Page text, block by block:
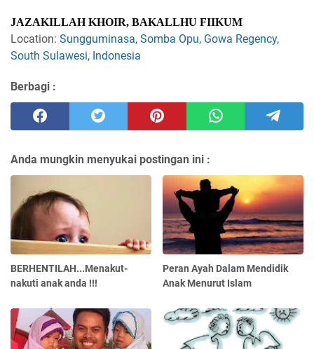
JAZAKILLAH KHOIR, BAKALLHU FIIKUM
Location: Sungguminasa, Somba Opu, Gowa Regency,
South Sulawesi, Indonesia
Berbagi :
Anda mungkin menyukai postingan ini :
BERHENTILAH...Menakut-
nakuti anak anda !!!
Peran Ayah Dalam Mendidik
Anak Menurut Islam